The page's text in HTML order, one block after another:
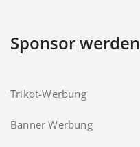
Sponsor werden
Trikot-Werbung
Banner Werbung